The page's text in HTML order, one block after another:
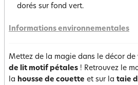
dorés sur fond vert.
Informations environnementales
Mettez de la magie dans le décor de
de lit motif pétales ! Retrouvez le
la housse de couette et sur la taie